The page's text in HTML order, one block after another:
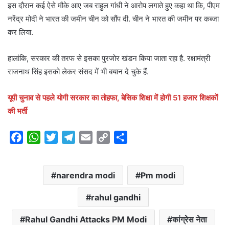
इस दौरान कई ऐसे मौके आए जब राहुल गांधी ने आरोप लगाते हुए कहा था कि, पीएम
नरेंद्र मोदी ने भारत की जमीन चीन को सौंप दी. चीन ने भारत की जमीन पर कब्जा
कर लिया.
हालांकि, सरकार की तरफ से इसका पुरजोर खंडन किया जाता रहा है. रक्षामंत्री
राजनाथ सिंह इसको लेकर संसद में भी बयान दे चुके हैं.
यूपी चुनाव से पहले योगी सरकार का तोहफा, बेसिक शिक्षा में होगी 51 हजार शिक्षकों
की भर्ती
o
W
a
p
i
t
r
l
e
g
a
a
i
l
p
y
L
i
n
a
e
narendra modi Pm modi
rahul gandhi
Rahul Gandhi Attacks PM Modi कांग्रेस नेता